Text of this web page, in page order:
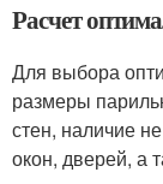
Расчет
Для выбора
размеры
стен, наличие
окон, дверей, а